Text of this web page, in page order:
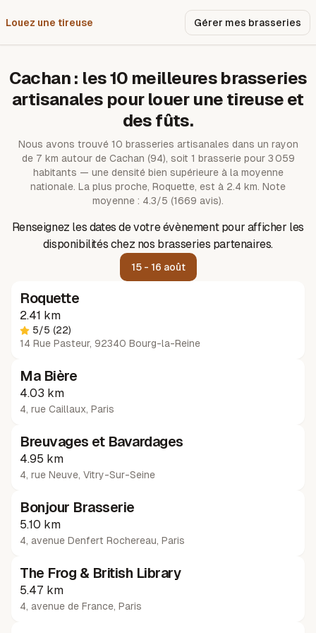
Louez une tireuse Gérer mes brasseries
Cachan: les10 meilleures brasseries
artisanales pour louer une tireuse et
des fûts.
Nous avons trouvé 10 brasseries artisanales dans un rayon
de 7 km autour de Cachan (94), soit 1 brasserie pour 3 059
habitants — une densité bien supérieure à la moyenne
nationale. La plus proche, Roquette, est à 2.4 km. Note
moyenne : 4.3/5 (1669 avis).
Renseignez les dates de votre évènement pour afficher les
disponibilités chez nos brasseries partenaires.
15 - 16 août
Roquette
2.41 km
5/5 (22)
14 Rue Pasteur, 92340 Bourg-la-Reine
Ma Bière
4.03 km
4, rue Caillaux, Paris
Breuvages et Bavardages
4.95 km
4, rue Neuve, Vitry-Sur-Seine
Bonjour Brasserie
5.10 km
4, avenue Denfert Rochereau, Paris
The Frog & British Library
5.47 km
4, avenue de France, Paris